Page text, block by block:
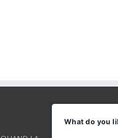
What do you